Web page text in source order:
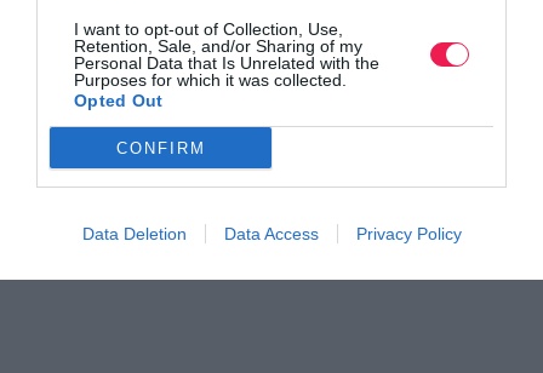
I want to opt-out of Collection, Use,
Retention, Sale, and/or Sharing of my
Personal Data that Is Unrelated with the
Purposes for which it was collected.
Opted Out
CONFIRM
Data Deletion Data Access Privacy Policy
Όλα τα Τεύχη